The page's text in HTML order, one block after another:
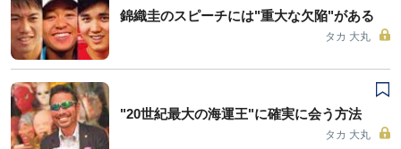
錦織圭のスピーチには"重大な欠陥"がある
タカ 大丸
"20世紀最大の海運王"に確実に会う方法
タカ 大丸